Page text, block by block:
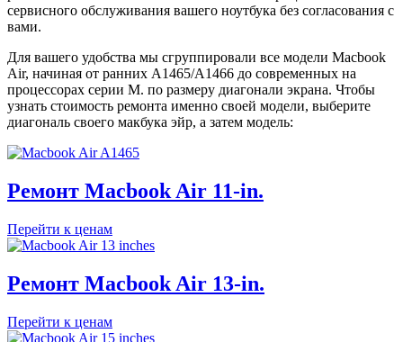
сервисного обслуживания вашего ноутбука без согласования с
вами.
Для вашего удобства мы сгруппировали все модели Macbook
Air, начиная от ранних A1465/A1466 до современных на
процессорах серии М. по размеру диагонали экрана. Чтобы
узнать стоимость ремонта именно своей модели, выберите
диагональ своего макбука эйр, а затем модель:
Ремонт Macbook Air 11-in.
Перейти к ценам
Ремонт Macbook Air 13-in.
Перейти к ценам